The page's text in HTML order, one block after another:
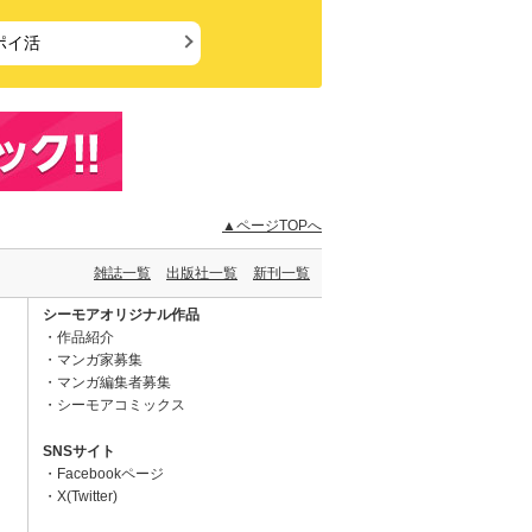
イ活
▲ページTOPへ
雑誌一覧 出版社一覧 新刊一覧
シーモアオリジナル作品
作品紹介
マンガ家募集
マンガ編集者募集
シーモアコミックス
SNSサイト
Facebookページ
X(Twitter)